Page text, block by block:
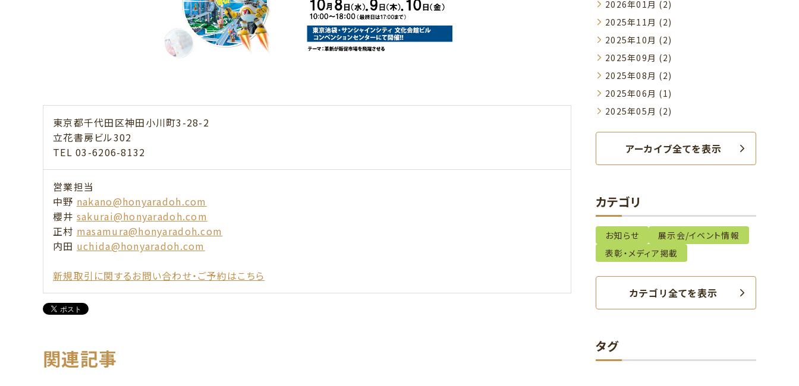
東京都千代田区神田小川町3-28-2
立花書房ビル302
TEL 03-6206-8132
営業担当
中野 nakano@honyaradoh.com
櫻井 sakurai@honyaradoh.com
正村 masamura@honyaradoh.com
内田 uchida@honyaradoh.com
新規取引に関するお問い合わせ・ご予約はこちら
関連記事
2026年01月 (2)
2025年11月 (2)
2025年10月 (2)
2025年09月 (2)
2025年08月 (2)
2025年06月 (1)
2025年05月 (2)
アーカイブ全てを表示
カテゴリ
お知らせ
展示会/イベント情報
表彰・メディア掲載
カテゴリ全てを表示
タグ